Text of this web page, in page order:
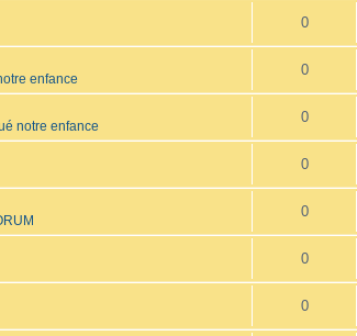
0
enfance
0
notre enfance
0
0
0
0
0